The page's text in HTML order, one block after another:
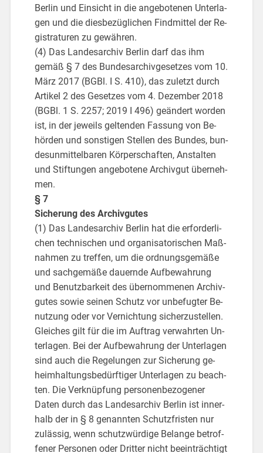
Ber­lin und Ein­sicht in die an­ge­bo­te­nen Un­ter­la­
gen und die dies­be­züg­li­chen Find­mit­tel der Re­
gis­tra­tu­ren zu ge­wäh­ren.
(4) Das Lan­des­ar­chiv Ber­lin darf das ihm
gemäß § 7 des Bun­des­ar­chiv­ge­set­zes vom 10.
März 2017 (BGBl. I S. 410), das zu­letzt durch
Ar­ti­kel 2 des Ge­set­zes vom 4. De­zem­ber 2018
(BGBl. 1 S. 2257; 2019 I 496) ge­än­dert wor­den
ist, in der je­weils gel­ten­den Fas­sung von Be­
hör­den und sons­ti­gen Stel­len des Bun­des, bun­
des­un­mit­tel­ba­ren Kör­per­schaf­ten, An­stal­ten
und Stif­tun­gen an­ge­bo­te­ne Ar­chiv­gut über­neh­
men.
§ 7
Si­che­rung des Ar­chiv­gu­tes
(1) Das Lan­des­ar­chiv Ber­lin hat die er­for­der­li­
chen tech­ni­schen und or­ga­ni­sa­to­ri­schen Maß­
nah­men zu tref­fen, um die ord­nungs­ge­mä­ße
und sach­ge­mä­ße dau­ern­de Auf­be­wah­rung
und Be­nutz­bar­keit des über­nom­me­nen Ar­chiv­
gu­tes sowie sei­nen Schutz vor un­be­fug­ter Be­
nut­zung oder vor Ver­nich­tung si­cher­zu­stel­len.
Glei­ches gilt für die im Auf­trag ver­wahr­ten Un­
ter­la­gen. Bei der Auf­be­wah­rung der Un­ter­la­gen
sind auch die Re­ge­lun­gen zur Si­che­rung ge­
heim­hal­tungs­be­dürf­ti­ger Un­ter­la­gen zu be­ach­
ten. Die Ver­knüp­fung per­so­nen­be­zo­ge­ner
Daten durch das Lan­des­ar­chiv Ber­lin ist in­ner­
halb der in § 8 ge­nann­ten Schutz­fris­ten nur
zu­läs­sig, wenn schutz­wür­di­ge Be­lan­ge be­trof­
fe­ner Per­so­nen oder Drit­ter nicht be­ein­träch­tigt